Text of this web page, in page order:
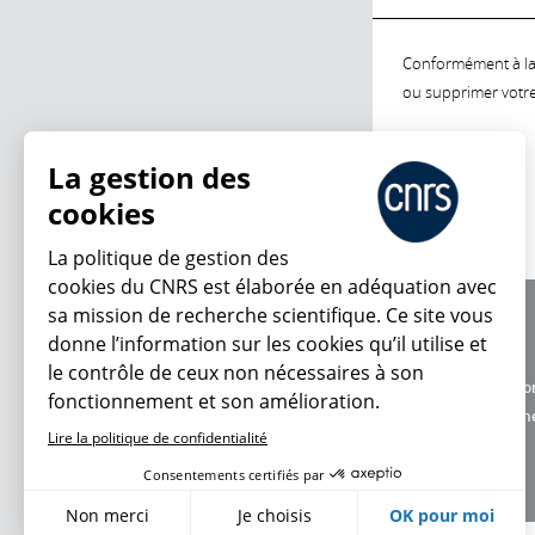
Conformément à
ou supprimer
Charte
Données
La gestion des
cookies
La politique de gestion des
cookies du CNRS est élaborée en adéquation avec
sa mission de recherche scientifique. Ce site vous
donne l’information sur les cookies qu’il utilise et
le contrôle de ceux non nécessaires à son
fonctionnement et son amélioration.
Lire la politique de confidentialité
Consentements certifiés par
Non merci Je choisis OK pour moi